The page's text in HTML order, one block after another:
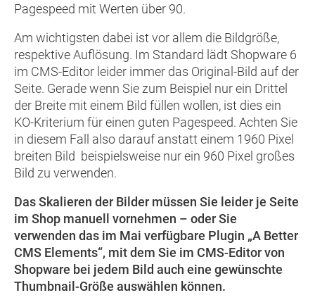
Pagespeed mit Werten über 90.
Am wichtigsten dabei ist vor allem die Bildgröße,
respektive Auflösung. Im Standard lädt Shopware 6
im CMS-Editor leider immer das Original-Bild auf der
Seite. Gerade wenn Sie zum Beispiel nur ein Drittel
der Breite mit einem Bild füllen wollen, ist dies ein
KO-Kriterium für einen guten Pagespeed. Achten Sie
in diesem Fall also darauf anstatt einem 1960 Pixel
breiten Bild beispielsweise nur ein 960 Pixel großes
Bild zu verwenden.
Das Skalieren der Bilder müssen Sie leider je Seite
im Shop manuell vornehmen – oder Sie
verwenden das im Mai verfügbare Plugin „A Better
CMS Elements“, mit dem Sie im CMS-Editor von
Shopware bei jedem Bild auch eine gewünschte
Thumbnail-Größe auswählen können.